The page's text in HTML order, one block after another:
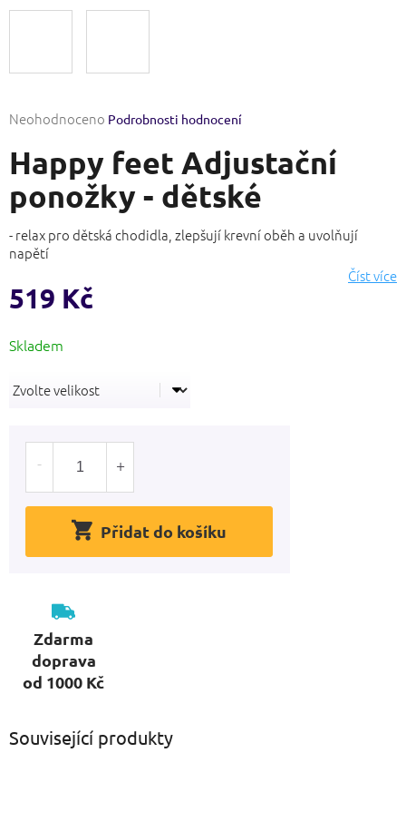
Průměrné
produktu
je
0,0
hvězdiček.
Neohodnoceno Podrobnosti hodnocení
Happy feet Adjustační
ponožky - dětské
- relax pro dětská chodidla, zlepšují krevní oběh a uvolňují
napětí
Číst více
519 Kč
cena:
Přidat do košíku
Zdarma
doprava
od 1000 Kč
Související produkty